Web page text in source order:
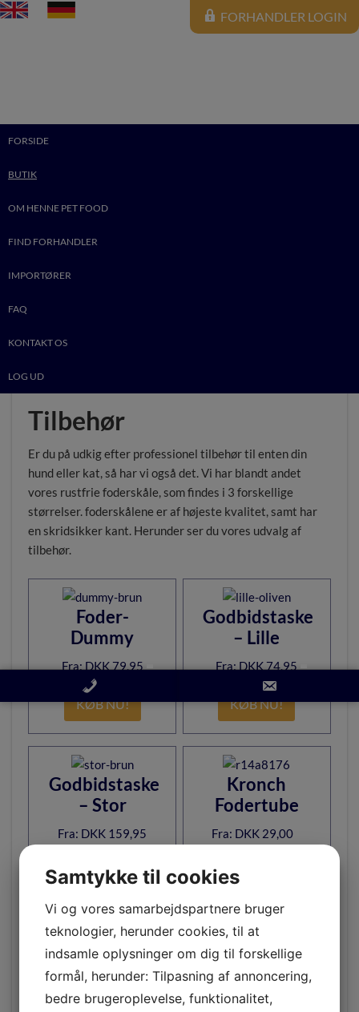
FORHANDLER LOGIN
FORSIDE
BUTIK
OM HENNE PET FOOD
FIND FORHANDLER
IMPORTØRER
FAQ
KONTAKT OS
LOG UD
Tilbehør
Er du på udkig efter professionel tilbehør til enten din
hund eller kat, så har vi også det. Vi har blandt andet
vores rustfrie foderskåle, som findes i 3 forskellige
størrelser. foderskålene er af højeste kvalitet, samt har
en skridsikker kant. Herunder ser du vores udvalg af
tilbehør.
Foder-
Dummy
DKK79,95
KØB NU!
Godbidstaske
– Lille
DKK74,95
KØB NU!
Godbidstaske
– Stor
DKK 159,95
KØB NU!
Kronch
Fodertube
DKK29,00–
KØB NU!
Lakse
aktivitetslegetøj
Foderskåle i
rustfrit stål
DKK30,00
Samtykke til cookies
Vi og vores samarbejdspartnere bruger
teknologier, herunder cookies, til at
indsamle oplysninger om dig til forskellige
formål, herunder: Tilpasning af annoncering,
bedre brugeroplevelse, funktionalitet,